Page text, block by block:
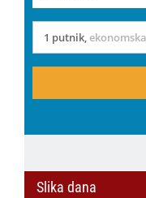
1 putnik,ekonomska
Slika dana